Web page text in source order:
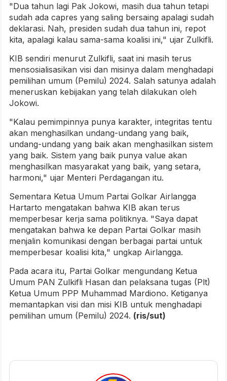
"Dua tahun lagi Pak Jokowi, masih dua tahun tetapi
sudah ada capres yang saling bersaing apalagi sudah
deklarasi. Nah, presiden sudah dua tahun ini, repot
kita, apalagi kalau sama-sama koalisi ini," ujar Zulkifli.
KIB sendiri menurut Zulkifli, saat ini masih terus
mensosialisasikan visi dan misinya dalam menghadapi
pemilihan umum (Pemilu) 2024. Salah satunya adalah
meneruskan kebijakan yang telah dilakukan oleh
Jokowi.
"Kalau pemimpinnya punya karakter, integritas tentu
akan menghasilkan undang-undang yang baik,
undang-undang yang baik akan menghasilkan sistem
yang baik. Sistem yang baik punya value akan
menghasilkan masyarakat yang baik, yang setara,
harmoni," ujar Menteri Perdagangan itu.
Sementara Ketua Umum Partai Golkar Airlangga
Hartarto mengatakan bahwa KIB akan terus
memperbesar kerja sama politiknya. "Saya dapat
mengatakan bahwa ke depan Partai Golkar masih
menjalin komunikasi dengan berbagai partai untuk
memperbesar koalisi kita," ungkap Airlangga.
Pada acara itu, Partai Golkar mengundang Ketua
Umum PAN Zulkifli Hasan dan pelaksana tugas (Plt)
Ketua Umum PPP Muhammad Mardiono. Ketiganya
memantapkan visi dan misi KIB untuk menghadapi
pemilihan umum (Pemilu) 2024. (ris/sut)